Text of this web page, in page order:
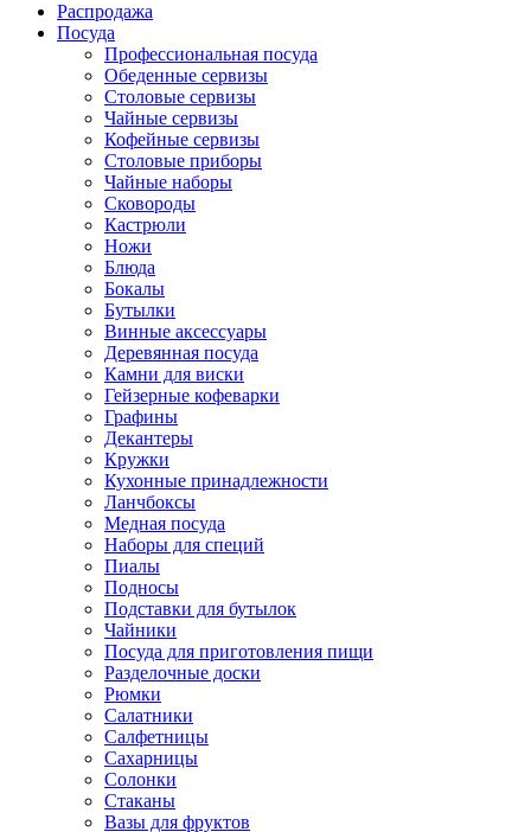
Распродажа
Посуда
Профессиональная посуда
Обеденные сервизы
Столовые сервизы
Чайные сервизы
Кофейные сервизы
Столовые приборы
Чайные наборы
Сковороды
Кастрюли
Ножи
Блюда
Бокалы
Бутылки
Винные аксессуары
Деревянная посуда
Камни для виски
Гейзерные кофеварки
Графины
Декантеры
Кружки
Кухонные принадлежности
Ланчбоксы
Медная посуда
Наборы для специй
Пиалы
Подносы
Подставки для бутылок
Чайники
Посуда для приготовления пищи
Разделочные доски
Рюмки
Салатники
Салфетницы
Сахарницы
Солонки
Стаканы
Вазы для фруктов